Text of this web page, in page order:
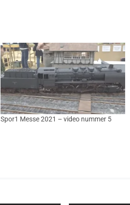
Spor1 Messe 2021 – video nummer 5